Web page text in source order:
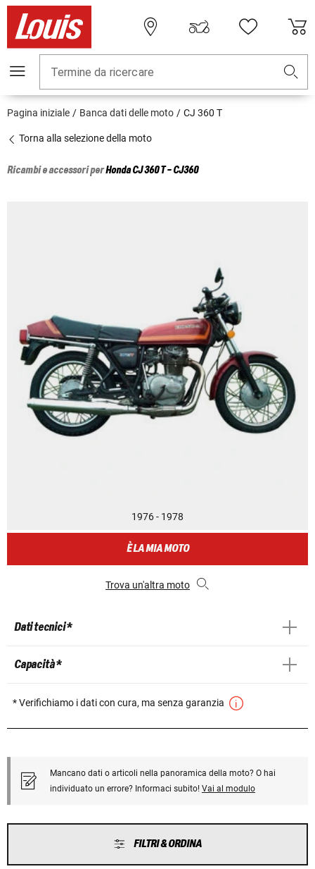
Termine da ricercare
Pagina iniziale Banca dati delle moto CJ 360 T
Torna alla selezione della moto
Ricambi e accessori perHondaCJ 360 T - CJ360
1976 - 1978
È LA MIA MOTO
Trova un'altra moto
Dati tecnici *
Capacità *
* Verifichiamo i dati con cura, ma senza garanzia
Mancano dati o articoli nella panoramica della moto? O hai
individuato un errore? Informaci subito! Vai al modulo
FILTRI & ORDINA